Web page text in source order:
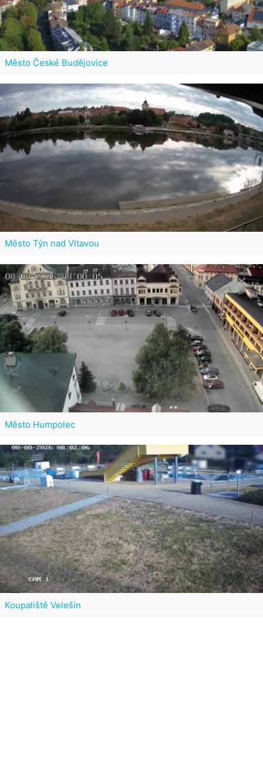
Město České Budějovice
Město Týn nad Vltavou
Město Humpolec
Koupaliště Velešín